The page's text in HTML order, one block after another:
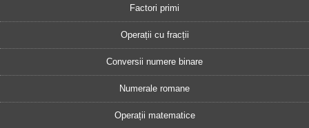
Factori primi
Operații cu fracții
Conversii numere binare
Numerale romane
Operații matematice